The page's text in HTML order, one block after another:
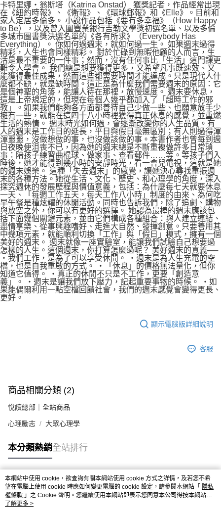
卡特里娜‧翁斯塔（Katrina Onstad） 獲獎記者，作品經常出現
在《紐約時報》、《衛報》、《環球郵報》和《Elle》。目前和
家人定居多倫多。 小說作品包括《要有多幸福》（How Happy
to Be），以及曾入圍豐業銀行吉勒文學獎初選名單、以及多倫
多城市圖書獎決選名單的《各有所求》（Everybody Has
Everything）。 你如何過週末，就如何過一生。 如果週末過得
精彩，人生也會同樣精彩。 對於忙碌到無暇他顧的人而言，生
活是最不重要的一件事；然而，沒有任何事比「生活」這門課更
難令人學會。 我們總是想要獲得更多，又希望凡事既速效、又
能獲得最佳成果，然而這些都需要時間才能達成。只是現代人什
麼都不缺，就是缺時間。這正是為什麼我們需要週末的原因：它
是個神聖的角落，能讓人待在那裡，放慢速度。 週末要休息，
這是上帝規定的，但現在每個人幾乎都加入了「超時工作的邪
教」。如果我們能夠各方面都善待自己少做一些、也願意放手少
擁有一些，就能在這四十八小時裡獲得真正休息的感覺，並重燃
生活的熱情。 週末時光如何過，會逐漸改變你的人生品質。有
人的週末是工作日的延長，平日與假日毫無區別；有人則過得渾
渾噩噩，沒做想做的事，也沒做該做的事。本書作者也曾每到週
日夜晚便沮喪不已，因為她的週末總是不斷重複做許多日常瑣
事：陪孩子練習曲棍球、做家事、查看郵件……等。等孩子們入
睡後，她才能得到幾小時的安靜時光，看一會兒電視，這就是她
的週末娛樂。 這種「失去週末」的感覺，讓她決心尋找重振週
末的各種方法。她從生活、文化、歷史、和心理學的角度，深入
探究週休的發展歷程與價值意義，包括：為什麼每七天就要休息
一天、「每週工作五天，每天工作八小時」制度的由來、為何吃
早午餐是種炫耀的休閒活動。同時也告訴我們，除了追劇、購物
與放空之外，你可以有更好的選擇。 她認為最棒的週末應該包
括下面幾個關鍵元素，並由它們構成各種組合：與人建立連結、
盡情享樂、從事興趣嗜好、走進大自然、發揮創意。只要善用其
中幾項元素，就能順利切換「工作」與「假日」模式，擁有一個
美好的週末。 週末就像一座實驗室，能讓我們試驗自己想要過
怎樣的人生。這個週末，你打算怎麼過呢？ 美好週末的真義──
‧我們工作，是為了可以享受休閒。 ‧週末是為人生充電的空
檔，也是自我重啟的方式。 ‧「休息」的價格無法量化，但你
知道它值得。 ‧真正的休閒不只是不工作，更要「創造意
義」。 ‧週末是讓我們放下壓力，記起重要事物的時候。 ‧如
果能偶爾利用一點空檔回饋社會，我們的週末感覺會變得更長、
更好。
顯示電腦版詳細說明
客服
商品相關分類 (2)
悅讀總部｜全站商品
心理勵志 大眾心理學
本分類熱銷全站排行
熱門標籤
本網站中使用 cookie，欲查詢有關本網站使用 cookie 方式之詳情，及若您不希
望在電腦上使用 cookie 時應如何變更電腦的 cookie 設定，請參閱本網站「 隱私
權條款 」之 Cookie 聲明。您繼續使用本網站即表示您同意本公司得按本網站使
用條款之 Cookie 聲明使用 cookie。
了解更多 >